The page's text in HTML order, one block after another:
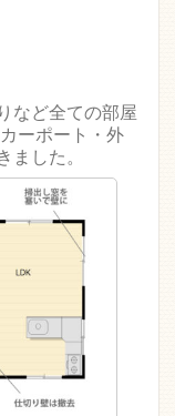
など全ての部屋
ーポート・外
ました。